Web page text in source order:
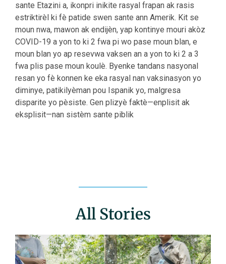
sante Etazini a, ikonpri inikite rasyal frapan ak rasis
estriktirèl ki fè patide swen sante ann Amerik. Kit se
moun nwa, mawon ak endijèn, yap kontinye mouri akòz
COVID-19 a yon to ki 2 fwa pi wo pase moun blan, e
moun blan yo ap resevwa vaksen an a yon to ki 2 a 3
fwa plis pase moun koulè. Byenke tandans nasyonal
resan yo fè konnen ke eka rasyal nan vaksinasyon yo
diminye, patikilyèman pou Ispanik yo, malgresa
disparite yo pèsiste. Gen plizyè faktè—enplisit ak
eksplisit—nan sistèm sante piblik
All Stories